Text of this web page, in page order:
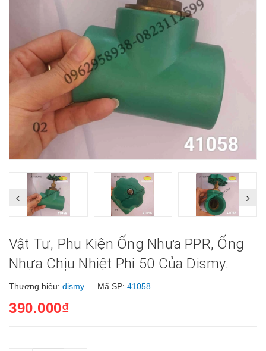
Vật Tư, Phụ Kiện Ống Nhựa PPR, Ống
Nhựa Chịu Nhiệt Phi 50 Của Dismy.
Thương hiệu: dismy Mã SP: 41058
390.000₫